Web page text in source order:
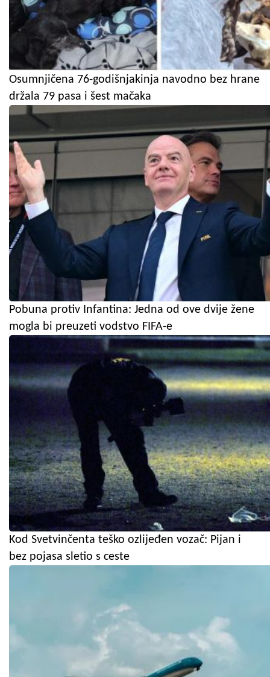
Osumnjičena 76-godišnjakinja navodno bez hrane
držala 79 pasa i šest mačaka
Pobuna protiv Infantina: Jedna od ove dvije žene
mogla bi preuzeti vodstvo FIFA-e
Kod Svetvinčenta teško ozlijeđen vozač: Pijan i
bez pojasa sletio s ceste